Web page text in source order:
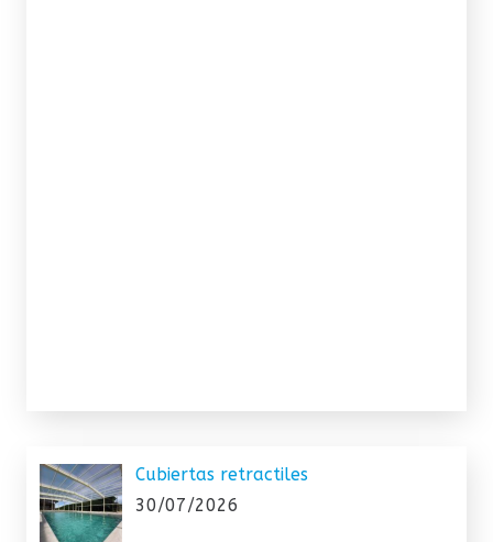
Cubiertas retractiles
30/07/2026